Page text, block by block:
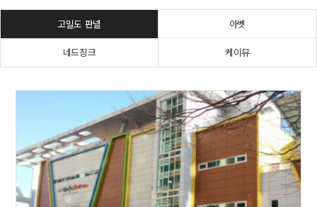
고밀도 판넬 아벳
네드징크 케이뮤